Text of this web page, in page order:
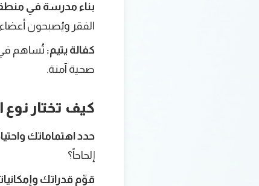
بناء مدرسة في
الفقر ويُصبحون
كفالة يتيم: تُساهم في
صحية آمنة.
كيف تختار نوع
حدد اهتماماتك
إلحاحاً؟
قوّم قدراتك